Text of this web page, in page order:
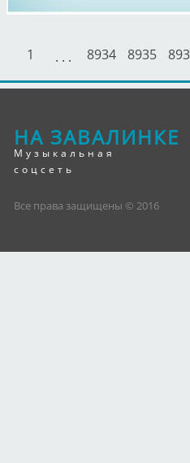
1 . . . 8934 8935
НА ЗАВАЛИНКЕ
Музыкальная
соцсеть
Все права защищены © 2016